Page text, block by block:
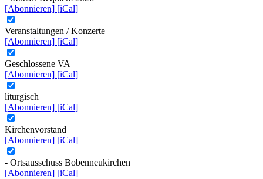
[Abonnieren] [iCal]
Veranstaltungen / Konzerte
[Abonnieren] [iCal]
Geschlossene VA
[Abonnieren] [iCal]
liturgisch
[Abonnieren] [iCal]
Kirchenvorstand
[Abonnieren] [iCal]
- Ortsausschuss Bobenneukirchen
[Abonnieren] [iCal]